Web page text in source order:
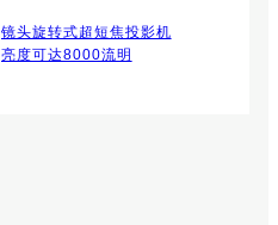
镜头旋转式超短焦投影机
亮度可达8000流明